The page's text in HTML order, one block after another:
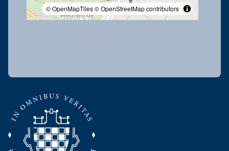
© OpenMapTiles© OpenStreetMap contributors